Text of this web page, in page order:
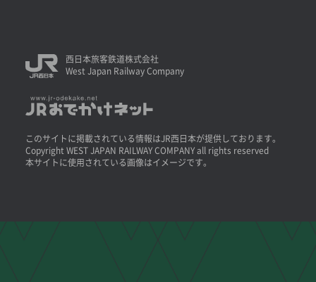
西日本旅客鉄道株式会社
West Japan Railway Company
このサイトに掲載されている情報はJR西日本が提供しております。
Copyright WEST JAPAN RAILWAY COMPANY all rights reserved
本サイトに使用されている画像はイメージです。